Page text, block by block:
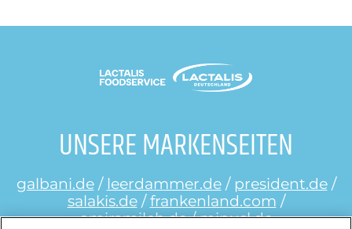
UNSERE MARKENSEITEN
galbani.de/ leerdammer.de/ president.de/
salakis.de/frankenland.com /
omiramilch.de/minusl.de